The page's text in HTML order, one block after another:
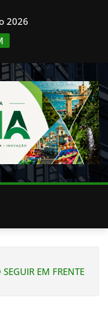
2026
EM FRENTE